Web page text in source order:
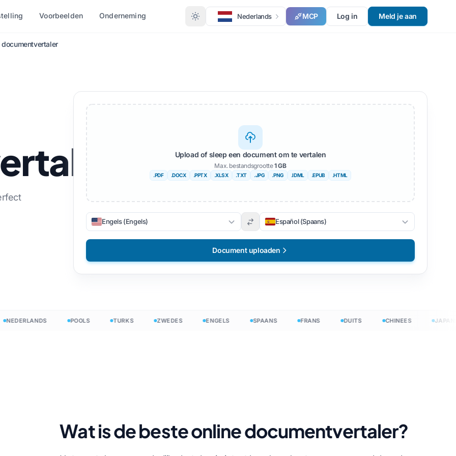
PDF naar DOCX
PDF naar TXT
InDesign naar PDF
XLSX naar PDF
TXT naar XLSX
JPG naar PDF
PNG naar PDF
EPUB naar PDF
Afrikaans
Albanees
Fins
Zoeloe
Voorbeelden Onderneming Nederlands MCP Log in Meld je aan
documentvertaler
Upload of sleep een document om te vertalen
Max. bestandsgrootte1 GB
.PDF .DOCX .PPTX .XLSX .TXT .JPG .PNG .IDML .EPUB .HTML
Engels (Engels) Español (Spaans)
Document uploaden
POOLS TURKS ZWEDES ENGELS SPAANS FRANS DUITS CHINEES JAPANS
Wat is de beste online documentvertaler?